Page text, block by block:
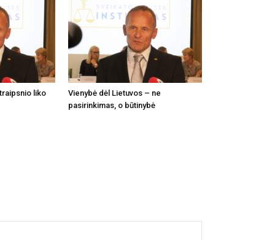
liko
Vienybė dėl Lietuvos – ne
pasirinkimas, o būtinybė